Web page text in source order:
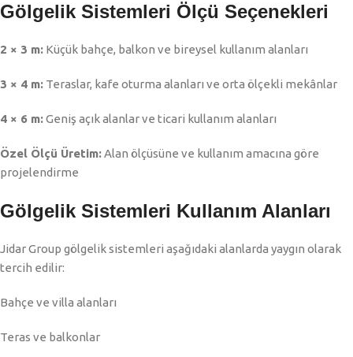
Gölgelik Sistemleri Ölçü Seçenekleri
2 × 3 m: Küçük bahçe, balkon ve bireysel kullanım alanları
3 × 4 m: Teraslar, kafe oturma alanları ve orta ölçekli mekânlar
4 × 6 m:Geniş açık alanlar ve ticari kullanım alanları
Özel Ölçü Üretim:Alan ölçüsüne ve kullanım amacına göre
projelendirme
Gölgelik Sistemleri Kullanım Alanları
Jidar Group gölgelik sistemleri aşağıdaki alanlarda yaygın olarak
tercih edilir:
Bahçe ve villa alanları
Teras ve balkonlar